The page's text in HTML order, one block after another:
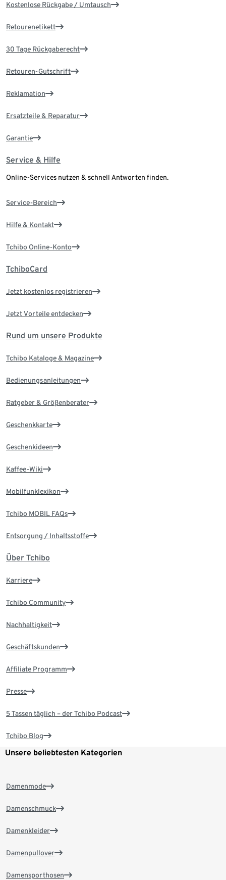
Kostenlose Rückgabe / Umtausch
Retourenetikett
30 Tage Rückgaberecht
Retouren-Gutschrift
Reklamation
Ersatzteile & Reparatur
Garantie
Service & Hilfe
Online-Services nutzen & schnell Antworten finden.
Service-Bereich
Hilfe & Kontakt
Tchibo Online-Konto
TchiboCard
Jetzt kostenlos registrieren
Jetzt Vorteile entdecken
Rund um unsere Produkte
Tchibo Kataloge & Magazine
Bedienungsanleitungen
Ratgeber & Größenberater
Geschenkkarte
Geschenkideen
Kaffee-Wiki
Mobilfunklexikon
Tchibo MOBIL FAQs
Entsorgung / Inhaltsstoffe
Über Tchibo
Karriere
Tchibo Community
Nachhaltigkeit
Geschäftskunden
Affiliate Programm
Presse
5 Tassen täglich – der Tchibo Podcast
Tchibo Blog
Unsere beliebtesten Kategorien
Damenmode
Damenschmuck
Damenkleider
Damenpullover
Damensporthosen